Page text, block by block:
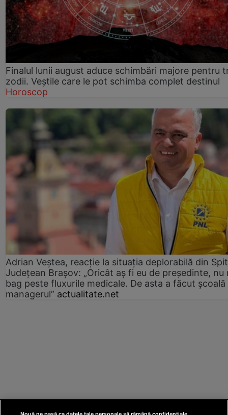
Finalul lunii august aduce schimbări majore pentru
zodii. Veștile care le pot schimba complet destinul
Horoscop
Adrian Veștea, reacție la situația deplorabilă din
Județean Brașov: „Oricât aș fi eu de președinte, nu
bag peste fluxurile medicale. De asta a făcut școală
managerul” actualitate.net